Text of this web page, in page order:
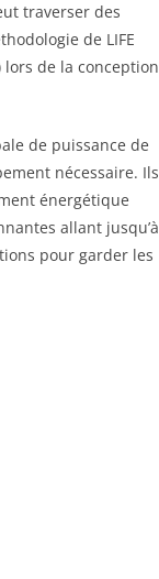
traverser des
de LIFE
de la conception
de puissance de
nécessaire. Ils
énergétique
allant jusqu’à
pour garder les